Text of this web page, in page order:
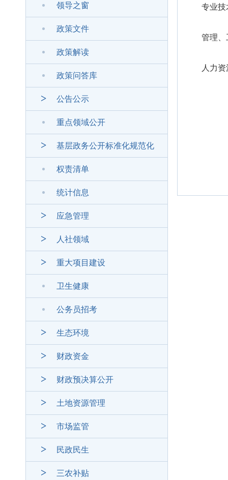
领导之窗
政策文件
政策解读
政策问答库
公告公示
重点领域公开
基层政务公开标准化规范化
权责清单
统计信息
应急管理
人社领域
重大项目建设
卫生健康
公务员招考
生态环境
财政资金
财政预决算公开
土地资源管理
市场监管
民政民生
三农补贴
专业技
管理、
人力